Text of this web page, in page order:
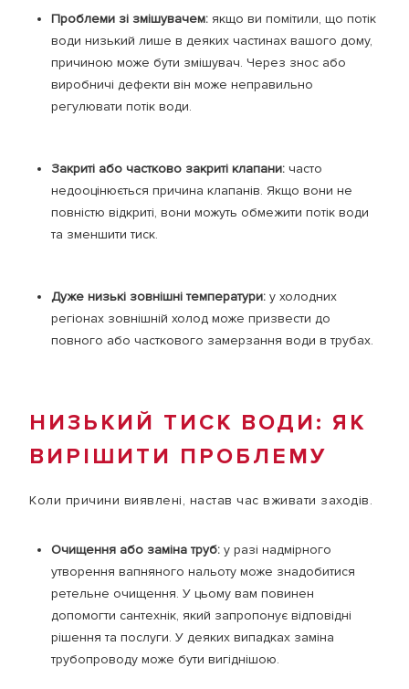
Проблеми зі змішувачем: якщо ви помітили, що потік
води низький лише в деяких частинах вашого дому,
причиною може бути змішувач. Через знос або
виробничі дефекти він може неправильно
регулювати потік води.
Закриті або частково закриті клапани: часто
недооцінюється причина клапанів. Якщо вони не
повністю відкриті, вони можуть обмежити потік води
та зменшити тиск.
Дуже низькі зовнішні температури: у холодних
регіонах зовнішній холод може призвести до
повного або часткового замерзання води в трубах.
НИЗЬКИЙ ТИСК ВОДИ: ЯК
ВИРІШИТИ ПРОБЛЕМУ
Коли причини виявлені, настав час вживати заходів.
Очищення або заміна труб: у разі надмірного
утворення вапняного нальоту може знадобитися
ретельне очищення. У цьому вам повинен
допомогти сантехнік, який запропонує відповідні
рішення та послуги. У деяких випадках заміна
трубопроводу може бути вигіднішою.